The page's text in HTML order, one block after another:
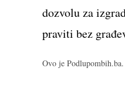
dozvolu za
praviti bez
Ovo je